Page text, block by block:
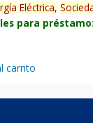
Eléctrica,
para
carrito